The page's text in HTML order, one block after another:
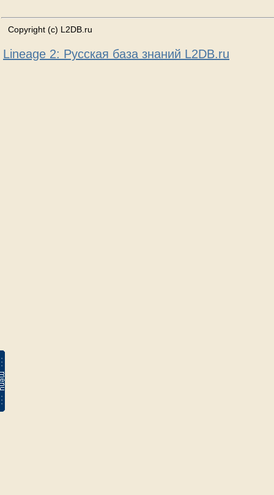
Copyright (c) L2DB.ru
Lineage 2: Русская база знаний L2DB.ru